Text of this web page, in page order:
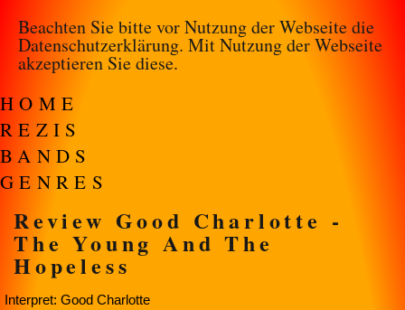
Beachten Sie bitte vor Nutzung der Webseite die
Datenschutzerklärung. Mit Nutzung der Webseite
akzeptieren Sie diese.
HOME
REZIS
BANDS
GENRES
Review Good Charlotte -
The Young And The
Hopeless
Interpret: Good Charlotte